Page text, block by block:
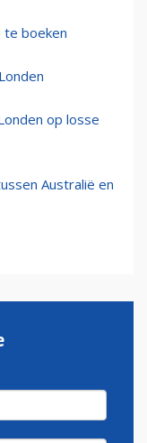
te boeken
op losse
Australië en